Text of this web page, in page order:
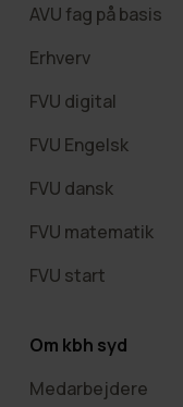
AVU fag på basis
Erhverv
FVU digital
FVU Engelsk
FVU dansk
FVU matematik
FVU start
Om kbh syd
Medarbejdere